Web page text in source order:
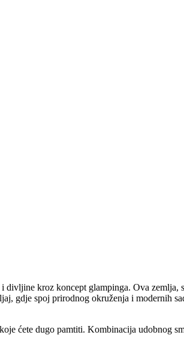
kroz koncept glampinga. Ova zemlja,
gdje spoj prirodnog okruženja i modernih
ćete dugo pamtiti. Kombinacija udobnog